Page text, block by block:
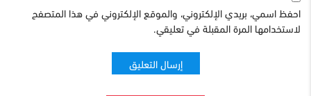
احفظ اسمي، بريدي الإلكتروني، والموقع الإلكتروني في هذا المتصفح
لاستخدامها المرة المقبلة في تعليقي.